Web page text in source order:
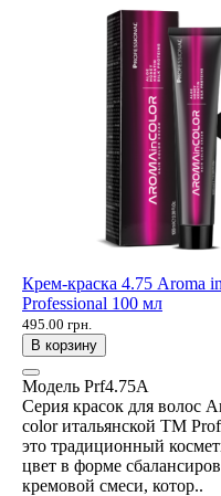
Крем-краска 4.75 Aroma
Professional 100 мл
495.00 грн.
В корзину
Модель Prf4.75A
Серия красок для волос
color итальянской ТМ
это традиционный
цвет в форме
кремовой смеси, котор..